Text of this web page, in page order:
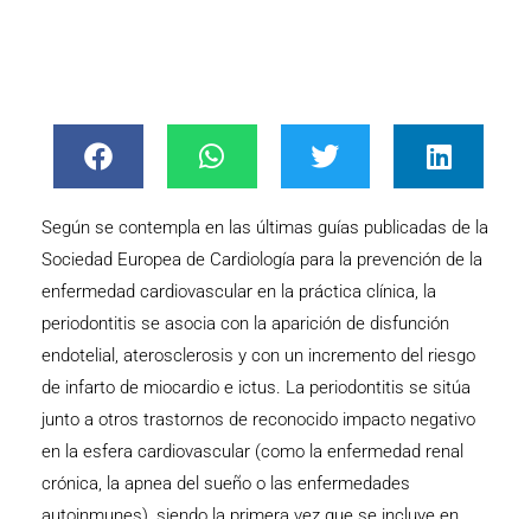
Según se contempla en las últimas guías publicadas de la
Sociedad Europea de Cardiología para la prevención de la
enfermedad cardiovascular en la práctica clínica, la
periodontitis se asocia con la aparición de disfunción
endotelial, aterosclerosis y con un incremento del riesgo
de infarto de miocardio e ictus. La periodontitis se sitúa
junto a otros trastornos de reconocido impacto negativo
en la esfera cardiovascular (como la enfermedad renal
crónica, la apnea del sueño o las enfermedades